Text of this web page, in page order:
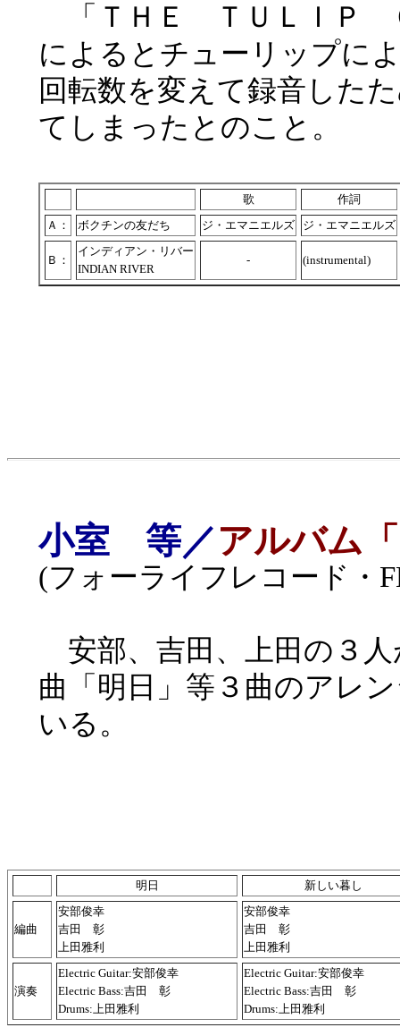
「ＴＨＥ ＴＵＬＩＰ
によるとチューリップに
回転数を変えて録音した
てしまったとのこと。
歌
作詞
Ａ：
ボクチンの友だち ジ・エマニエルズ ジ・エマニエルズ
Ｂ：
インディアン・リバー
INDIAN RIVER
- (instrumental)
小室 等／アルバム
(フォーライフレコード・
安部、吉田、上田の３
曲「明日」等３曲のアレ
いる。
明日 新しい暮し
編曲
安部俊幸
吉田 彰
上田雅利
安部俊幸
吉田 彰
上田雅利
演奏
Electric Guitar:安部俊幸
Electric Bass:吉田 彰
Drums:上田雅利
Electric Guitar:安部俊幸
Electric Bass:吉田 彰
Drums:上田雅利